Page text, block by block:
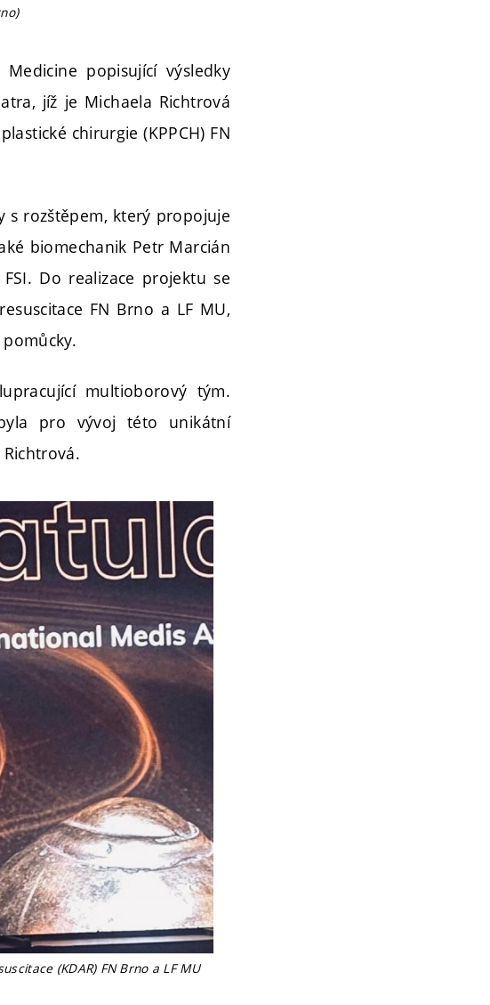
popisující výsledky
jíž je Michaela Richtrová
chirurgie (KPPCH) FN
s rozštěpem, který propojuje
biomechanik Petr Marcián
Do realizace projektu se
FN Brno a LF MU,
multioborový tým.
pro vývoj této unikátní
(KDAR) FN Brno a LF MU